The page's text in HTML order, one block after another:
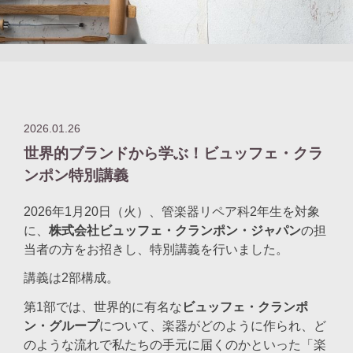
2026.01.26
世界的ブランドから学ぶ！ビュッフェ・クラ
ンポン特別講義
2026年1月20日（火）、管楽器リペア科2年生を対象
に、 株式会社ビュッフェ・クランポン・ジャパンの担
当者の方をお招きし、特別講義を行いました。
講義は2部構成。
第1部では、世界的に有名な ビュッフェ・クランポ
ン・グループについて、楽器がどのように作られ、ど
のような流れで私たちの手元に届くのかといった「楽